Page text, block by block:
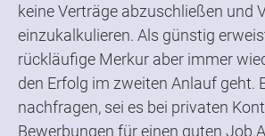
keine Verträge abzuschließen und
einzukalkulieren. Als günstig
rückläufige Merkur aber immer
den Erfolg im zweiten Anlauf geht.
nachfragen, sei es bei privaten
Bewerbungen für einen guten